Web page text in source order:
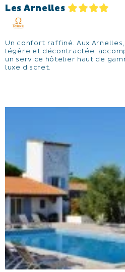
Les Arnelles
Un confort raffiné. Aux
légère et décontractée,
un service hôtelier haut de
luxe discret.